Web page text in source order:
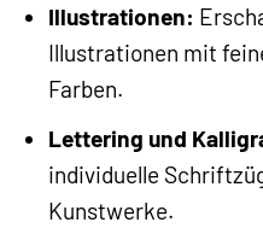
Illustrationen:
Illustrationen mit
Farben.
Lettering und
individuelle
Kunstwerke.